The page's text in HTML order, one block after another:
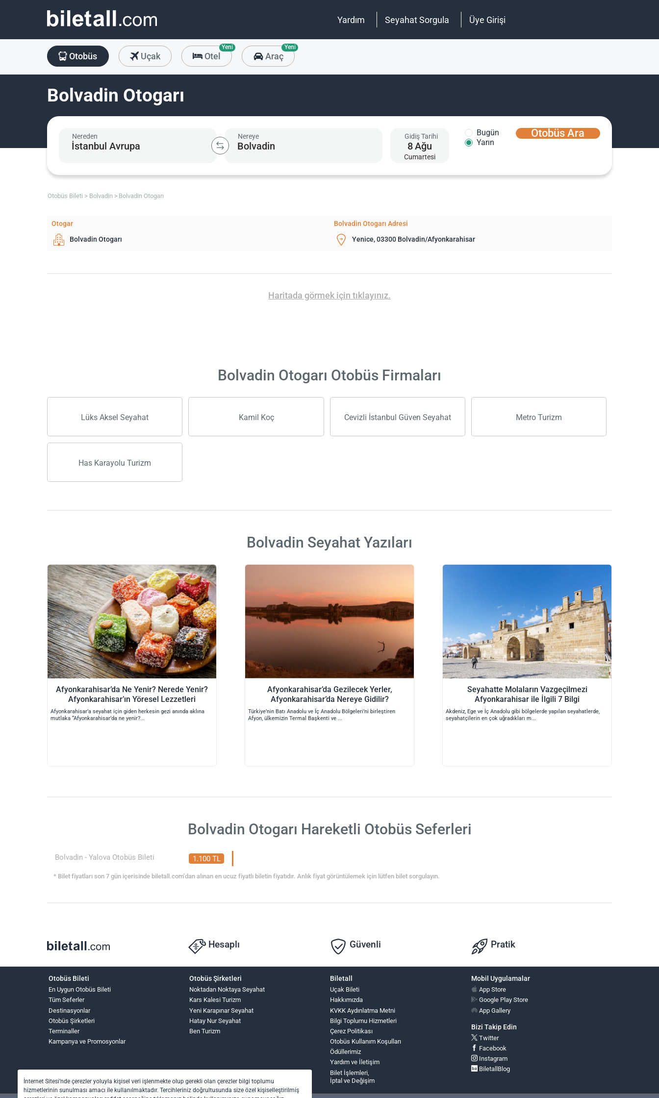
Yardım Seyahat Sorgula Üye Girişi
Otobüs Uçak Otel
Yeni
Araç
Yeni
Bolvadin Otogarı
Nereden Nereye Gidiş Tarihi
8Ağu
Cumartesi
Bugün
Yarın
Otobüs Ara
Otobüs Bileti Bolvadin Bolvadin Otogarı
Otogar
Bolvadin Otogarı Adresi
Bolvadin Otogarı
Yenice, 03300 Bolvadin/Afyonkarahisar
Haritada görmek için tıklayınız.
Bolvadin Otogarı Otobüs Firmaları
Lüks Aksel Seyahat Kamil Koç Cevizli İstanbul Güven Seyahat Metro Turizm
Has Karayolu Turizm
Bolvadin Seyahat Yazıları
Afyonkarahisar’da Ne Yenir? Nerede Yenir?
Afyonkarahisar’ın Yöresel Lezzetleri
Afyonkarahisar’a seyahat için giden herkesin gezi anında aklına
mutlaka “Afyonkarahisar’da ne yenir?
Afyonkarahisar’da Gezilecek Yerler,
Afyonkarahisar’da Nereye Gidilir?
Türkiye’nin Batı Anadolu ve İç Anadolu Bölgeleri’ni birleştiren
Afyon, ülkemizin Termal Başkenti ve
Seyahatte Molaların Vazgeçilmezi
Afyonkarahisar ile İlgili 7 Bilgi
Akdeniz, Ege ve İç Anadolu gibi bölgelerde yapılan seyahatlerde,
seyahatçilerin en çok uğradıkları m
Bolvadin Otogarı Hareketli Otobüs Seferleri
Bolvadin - Yalova Otobüs Bileti 1.100 TL
* Bilet fiyatları son 7 gün içerisinde biletall.com’dan alınan en ucuz fiyatlı biletin fiyatıdır. Anlık fiyat görüntülemek için lütfen bilet sorgulayın.
Hesaplı Güvenli Pratik
Otobüs Bileti
En Uygun Otobüs Bileti
Tüm Seferler
Destinasyonlar
Otobüs Şirketleri
Terminaller
Kampanya ve Promosyonlar
Otobüs Şirketleri
Noktadan Noktaya Seyahat
Kars Kalesi Turizm
Yeni Karapınar Seyahat
Hatay Nur Seyahat
Ben Turizm
Biletall
Uçak Bileti
Hakkımızda
KVKK Aydınlatma Metni
Bilgi Toplumu Hizmetleri
Çerez Politikası
Otobüs Kullanım Koşulları
Ödüllerimiz
Yardım ve İletişim
Bilet İşlemleri,
İptal ve Değişim
Mobil Uygulamalar
App Store
Google Play Store
App Gallery
Bizi Takip Edin
Twitter
Facebook
Instagram
BiletallBlog
İnternet Sitesi’nde çerezler yoluyla kişisel veri işlenmekte olup gerekli olan çerezler bilgi toplumu
hizmetlerinin sunulması amacı ile kullanılmaktadır. Tercihleriniz doğrultusunda size özel kişiselleştirilmiş